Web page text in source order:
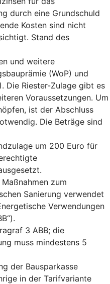
durch eine Grundschuld
Kosten sind nicht
Stand des
und weitere
(WoP) und
Die Riester-Zulage gibt es
Voraussetzungen. Um
ist der Abschluss
Die Beträge sind
um 200 Euro für
zum
Sanierung verwendet
Verwendungen
3 ABB; die
muss mindestens 5
der Bausparkasse
in der Tarifvariante